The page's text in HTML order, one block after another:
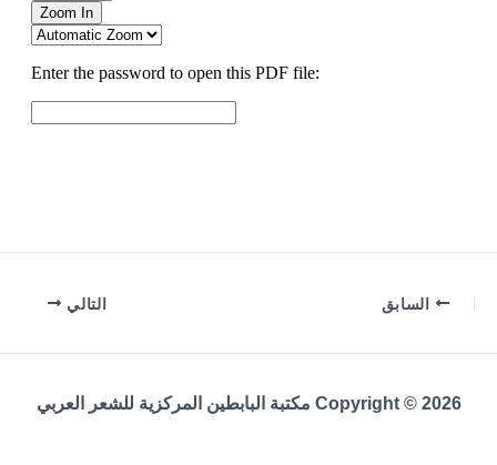
السابق التالي
Copyright © 2026 مكتبة البابطين المركزية للشعر العربي